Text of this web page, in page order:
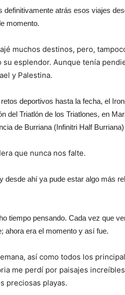
atrás esos viajes
momento.
muchos destinos, pero,
esplendor. Aunque tenía
y Palestina.
deportivos hasta la fecha, el
del Triatlón de los Triatlones, en
de Burriana (Infinitri Half
que nunca nos falte.
ahí ya pude estar algo más
tiempo pensando. Cada vez que
ahora era el momento y así fue.
así como todos los
me perdí por paisajes
preciosas playas.